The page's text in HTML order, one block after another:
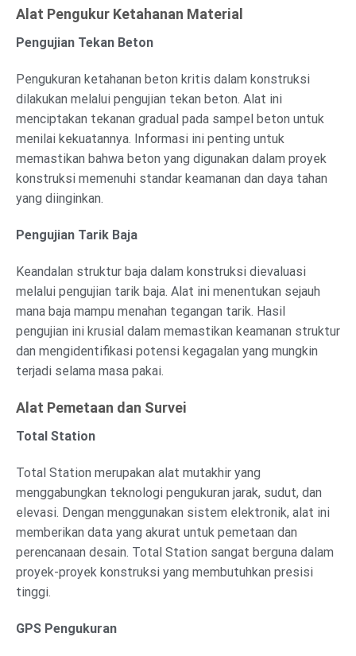
Alat Pengukur Ketahanan Material
Pengujian Tekan Beton
Pengukuran ketahanan beton kritis dalam konstruksi
dilakukan melalui pengujian tekan beton. Alat ini
menciptakan tekanan gradual pada sampel beton untuk
menilai kekuatannya. Informasi ini penting untuk
memastikan bahwa beton yang digunakan dalam proyek
konstruksi memenuhi standar keamanan dan daya tahan
yang diinginkan.
Pengujian Tarik Baja
Keandalan struktur baja dalam konstruksi dievaluasi
melalui pengujian tarik baja. Alat ini menentukan sejauh
mana baja mampu menahan tegangan tarik. Hasil
pengujian ini krusial dalam memastikan keamanan struktur
dan mengidentifikasi potensi kegagalan yang mungkin
terjadi selama masa pakai.
Alat Pemetaan dan Survei
Total Station
Total Station merupakan alat mutakhir yang
menggabungkan teknologi pengukuran jarak, sudut, dan
elevasi. Dengan menggunakan sistem elektronik, alat ini
memberikan data yang akurat untuk pemetaan dan
perencanaan desain. Total Station sangat berguna dalam
proyek-proyek konstruksi yang membutuhkan presisi
tinggi.
GPS Pengukuran